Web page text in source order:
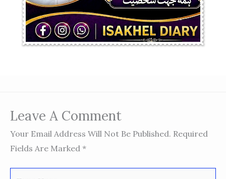
Leave A Comment
Your Email Address Will Not Be Published. Required
Fields Are Marked *